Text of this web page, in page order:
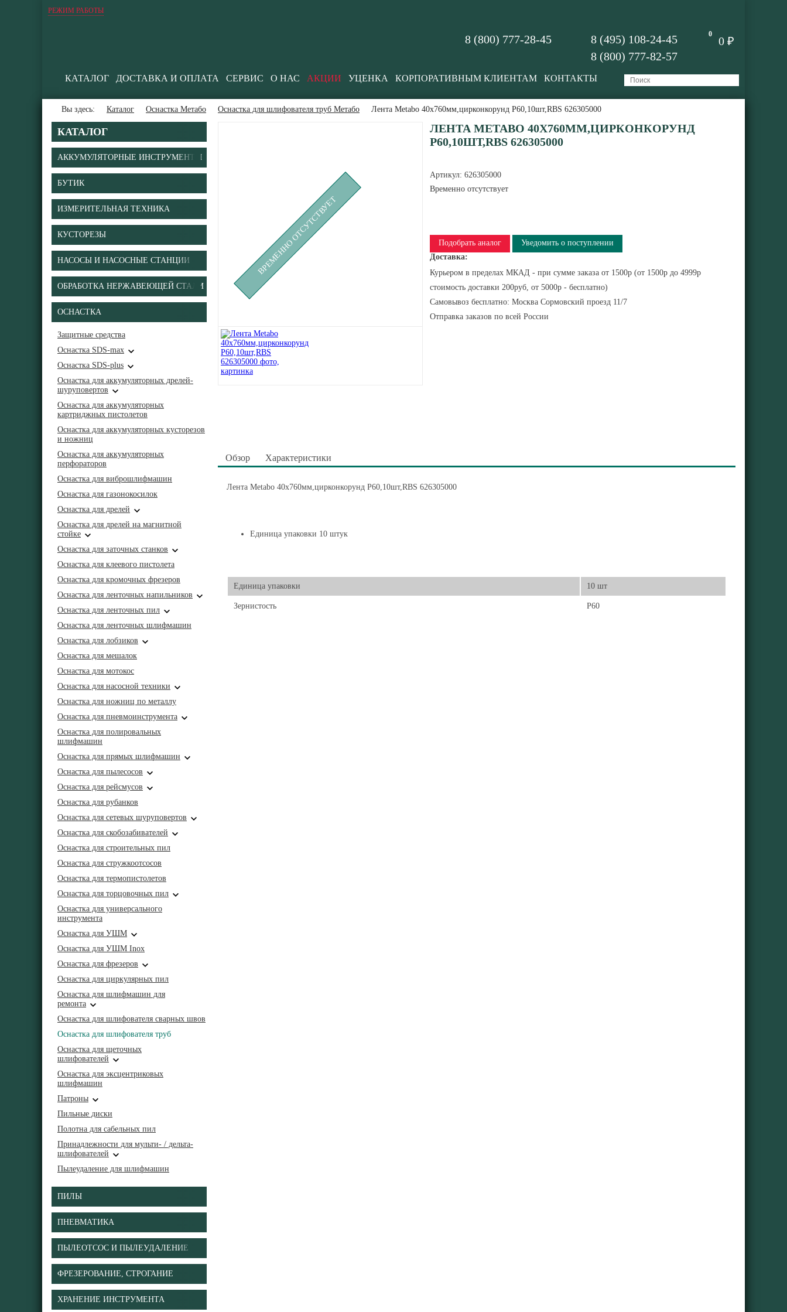
РЕЖИМ РАБОТЫ
0
0 ₽
8 (495) 108-24-45
8 (800) 777-82-57
8 (800) 777-28-45
КАТАЛОГ ДОСТАВКА И ОПЛАТА СЕРВИС О НАС АКЦИИ УЦЕНКА КОРПОРАТИВНЫМ КЛИЕНТАМ КОНТАКТЫ
Вы здесь: Каталог Оснастка Метабо Оснастка для шлифователя труб Метабо Лента Metabo 40x760мм,цирконкорунд P60,10шт,RBS 626305000
КАТАЛОГ
АККУМУЛЯТОРНЫЕ ИНСТРУМЕНТЫ
БУТИК
ИЗМЕРИТЕЛЬНАЯ ТЕХНИКА
КУСТОРЕЗЫ
НАСОСЫ И НАСОСНЫЕ СТАНЦИИ
ОБРАБОТКА НЕРЖАВЕЮЩЕЙ СТАЛИ
ОСНАСТКА
Защитные средства
Оснастка SDS-max
Оснастка SDS-plus
Оснастка для аккумуляторных дрелей-
шуруповертов
Оснастка для аккумуляторных
картриджных пистолетов
Оснастка для аккумуляторных кусторезов
и ножниц
Оснастка для аккумуляторных
перфораторов
Оснастка для виброшлифмашин
Оснастка для газонокосилок
Оснастка для дрелей
Оснастка для дрелей на магнитной
стойке
Оснастка для заточных станков
Оснастка для клеевого пистолета
Оснастка для кромочных фрезеров
Оснастка для ленточных напильников
Оснастка для ленточных пил
Оснастка для ленточных шлифмашин
Оснастка для лобзиков
Оснастка для мешалок
Оснастка для мотокос
Оснастка для насосной техники
Оснастка для ножниц по металлу
Оснастка для пневмоинструмента
Оснастка для полировальных
шлифмашин
Оснастка для прямых шлифмашин
Оснастка для пылесосов
Оснастка для рейсмусов
Оснастка для рубанков
Оснастка для сетевых шуруповертов
Оснастка для скобозабивателей
Оснастка для строительных пил
Оснастка для стружкоотсосов
Оснастка для термопистолетов
Оснастка для торцовочных пил
Оснастка для универсального
инструмента
Оснастка для УШМ
Оснастка для УШМ Inox
Оснастка для фрезеров
Оснастка для циркулярных пил
Оснастка для шлифмашин для
ремонта
Оснастка для шлифователя сварных швов
Оснастка для шлифователя труб
Оснастка для щеточных
шлифователей
Оснастка для эксцентриковых
шлифмашин
Патроны
Пильные диски
Полотна для сабельных пил
Принадлежности для мульти- / дельта-
шлифователей
Пылеудаление для шлифмашин
ПИЛЫ
ПНЕВМАТИКА
ПЫЛЕОТСОС И ПЫЛЕУДАЛЕНИЕ
ФРЕЗЕРОВАНИЕ, СТРОГАНИЕ
ХРАНЕНИЕ ИНСТРУМЕНТА
ВРЕМЕННО ОТСУТСТВУЕТ
ЛЕНТА METABO 40X760ММ,ЦИРКОНКОРУНД
P60,10ШТ,RBS 626305000
Артикул: 626305000
Временно отсутствует
Подобрать аналог
Уведомить о поступлении
Доставка:
Курьером в пределах МКАД - при сумме заказа от 1500р (от 1500р до 4999р
стоимость доставки 200руб, от 5000р - бесплатно)
Самовывоз бесплатно: Москва Сормовский проезд 11/7
Отправка заказов по всей России
Обзор Характеристики
Лента Metabo 40x760мм,цирконкорунд P60,10шт,RBS 626305000
Единица упаковки 10 штук
Единица упаковки 10 шт
Зернистость Р60